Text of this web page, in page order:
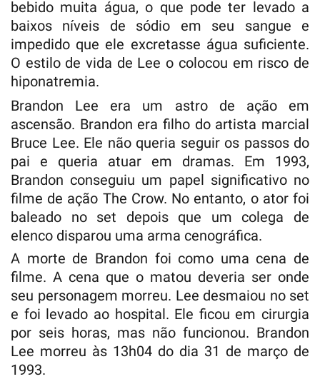
bebido muita água, o que pode ter levado a
baixos níveis de sódio em seu sangue e
impedido que ele excretasse água suficiente.
O estilo de vida de Lee o colocou em risco de
hiponatremia.
Brandon Lee era um astro de ação em
ascensão. Brandon era filho do artista marcial
Bruce Lee. Ele não queria seguir os passos do
pai e queria atuar em dramas. Em 1993,
Brandon conseguiu um papel significativo no
filme de ação The Crow. No entanto, o ator foi
baleado no set depois que um colega de
elenco disparou uma arma cenográfica.
A morte de Brandon foi como uma cena de
filme. A cena que o matou deveria ser onde
seu personagem morreu. Lee desmaiou no set
e foi levado ao hospital. Ele ficou em cirurgia
por seis horas, mas não funcionou. Brandon
Lee morreu às 13h04 do dia 31 de março de
1993.